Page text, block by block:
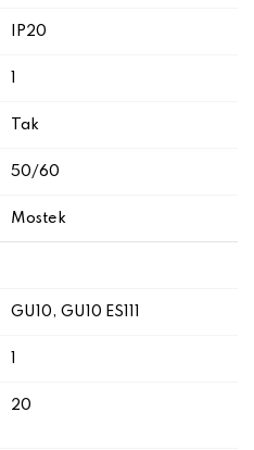
IP20
Tak
50/60
Mostek
GU10, GU10 ES111
20